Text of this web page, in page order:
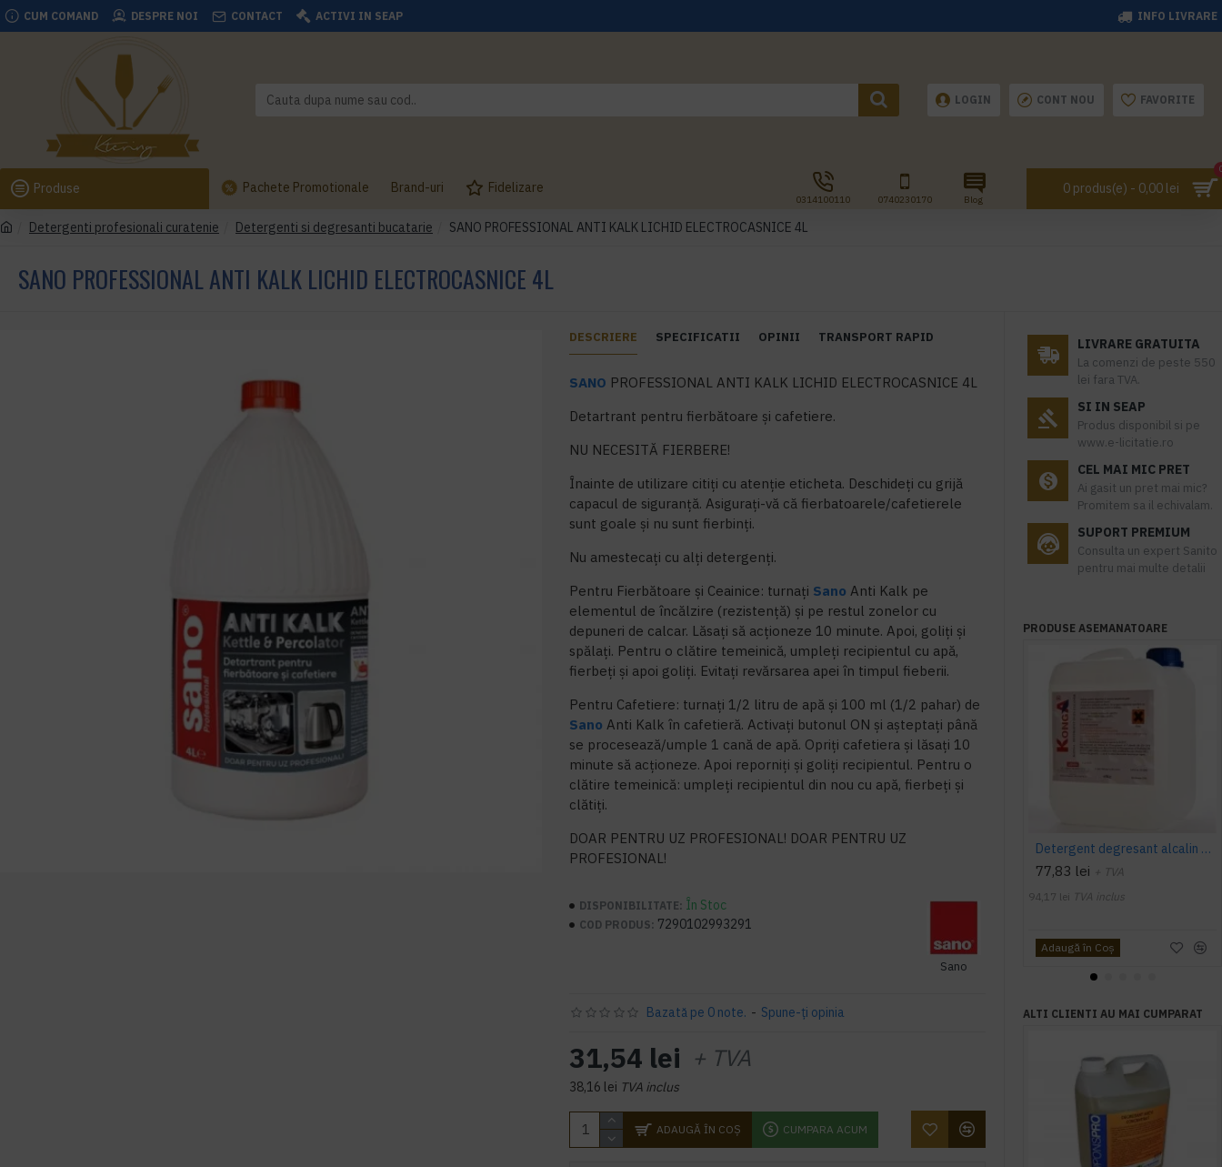
CUM COMAND DESPRE NOI CONTACT ACTIVI IN SEAP INFO LIVRARE
LOGIN CONT NOU FAVORITE
Produse Pachete Promotionale Brand-uri Fidelizare
0314100110 0740230170 Blog
0 produs(e) - 0,00 lei
Detergenti profesionali curatenie Detergenti si degresanti bucatarie SANO PROFESSIONAL ANTI KALK LICHID ELECTROCASNICE 4L
SANO PROFESSIONAL ANTI KALK LICHID ELECTROCASNICE 4L
DESCRIERE SPECIFICATII OPINII TRANSPORT RAPID
SANO PROFESSIONAL ANTI KALK LICHID ELECTROCASNICE 4L
Detartrant pentru fierbătoare și cafetiere.
NU NECESITĂ FIERBERE!
Înainte de utilizare citiți cu atenție eticheta. Deschideți cu grijă
capacul de siguranță. Asigurați-vă că fierbatoarele/cafetierele
sunt goale și nu sunt fierbinți.
Nu amestecați cu alți detergenți.
Pentru Fierbătoare și Ceainice: turnați Sano Anti Kalk pe
elementul de încălzire (rezistență) și pe restul zonelor cu
depuneri de calcar. Lăsați să acționeze 10 minute. Apoi, goliți și
spălați. Pentru o clătire temeinică, umpleți recipientul cu apă,
fierbeți și apoi goliți. Evitați revărsarea apei în timpul fieberii.
Pentru Cafetiere: turnați 1/2 litru de apă și 100 ml (1/2 pahar) de
Sano Anti Kalk în cafetieră. Activați butonul ON și așteptați până
se procesează/umple 1 cană de apă. Opriți cafetiera și lăsați 10
minute să acționeze. Apoi reporniți și goliți recipientul. Pentru o
clătire temeinică: umpleți recipientul din nou cu apă, fierbeți și
clătiți.
DOAR PENTRU UZ PROFESIONAL! DOAR PENTRU UZ
PROFESIONAL!
DISPONIBILITATE: În Stoc
COD PRODUS: 7290102993291
Sano
Bazată pe 0 note. - Spune-ţi opinia
31,54 lei + TVA
38,16 lei TVA inclus
ADAUGĂ ÎN COŞ CUMPARA ACUM
LIVRARE GRATUITA
La comenzi de peste 550
lei fara TVA.
SI IN SEAP
Produs disponibil si pe
www.e-licitatie.ro
CEL MAI MIC PRET
Ai gasit un pret mai mic?
Promitem sa il echivalam.
SUPORT PREMIUM
Consulta un expert Sanito
pentru mai multe detalii
PRODUSE ASEMANATOARE
Detergent degresant alcalin Cuptor si Plita, 5 L, Konga
77,83 lei + TVA
94,17 lei TVA inclus
Adaugă în Coş
ALTI CLIENTI AU MAI CUMPARAT